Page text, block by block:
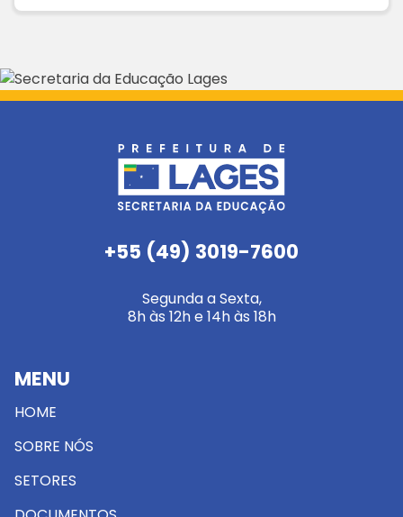
+55 (49) 3019-7600
Segunda a Sexta,
8h às 12h e 14h às 18h
MENU
HOME
SOBRE NÓS
SETORES